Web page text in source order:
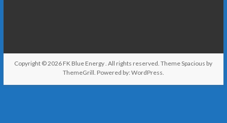
Copyright © 2026 FK Blue Energy. All rights reserved. ThemeSpacious by
ThemeGrill. Powered by: WordPress.